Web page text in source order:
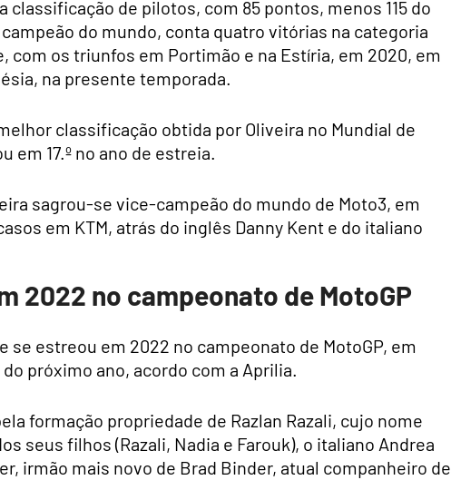
classificação de pilotos, com 85 pontos, menos 115 do
do mundo, conta quatro vitórias na categoria
com os triunfos em Portimão e na Estíria, em 2020, em
na presente temporada.
classificação obtida por Oliveira no Mundial de
em 17.º no ano de estreia.
sagrou-se vice-campeão do mundo de Moto3, em
em KTM, atrás do inglês Danny Kent e do italiano
2022 no campeonato de MotoGP
se estreou em 2022 no campeonato de MotoGP, em
próximo ano, acordo com a Aprilia.
formação propriedade de Razlan Razali, cujo nome
seus filhos (Razali, Nadia e Farouk), o italiano Andrea
irmão mais novo de Brad Binder, atual companheiro de